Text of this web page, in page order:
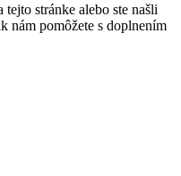
stránke alebo ste našli
nám pomôžete s doplnením